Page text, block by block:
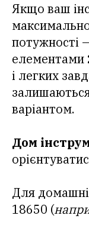
Якщо ваш
потужності
елементами
і легких
варіантом.
Дом
Для
18650 (